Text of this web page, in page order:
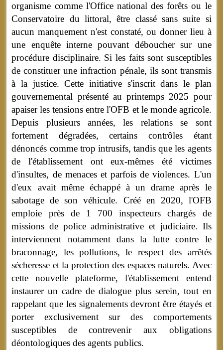
organisme comme l'Office national des forêts ou le
Conservatoire du littoral, être classé sans suite si
aucun manquement n'est constaté, ou donner lieu à
une enquête interne pouvant déboucher sur une
procédure disciplinaire. Si les faits sont susceptibles
de constituer une infraction pénale, ils sont transmis
à la justice. Cette initiative s'inscrit dans le plan
gouvernemental présenté au printemps 2025 pour
apaiser les tensions entre l'OFB et le monde agricole.
Depuis plusieurs années, les relations se sont
fortement dégradées, certains contrôles étant
dénoncés comme trop intrusifs, tandis que les agents
de l'établissement ont eux-mêmes été victimes
d'insultes, de menaces et parfois de violences. L'un
d'eux avait même échappé à un drame après le
sabotage de son véhicule. Créé en 2020, l'OFB
emploie près de 1 700 inspecteurs chargés de
missions de police administrative et judiciaire. Ils
interviennent notamment dans la lutte contre le
braconnage, les pollutions, le respect des arrêtés
sécheresse et la protection des espaces naturels. Avec
cette nouvelle plateforme, l'établissement entend
instaurer un cadre de dialogue plus serein, tout en
rappelant que les signalements devront être étayés et
porter exclusivement sur des comportements
susceptibles de contrevenir aux obligations
déontologiques des agents publics.